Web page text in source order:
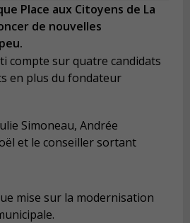
Place aux Citoyens de La
de nouvelles
compte sur quatre candidats
en plus du fondateur
Simoneau, Andrée
et le conseiller sortant
mise sur la modernisation